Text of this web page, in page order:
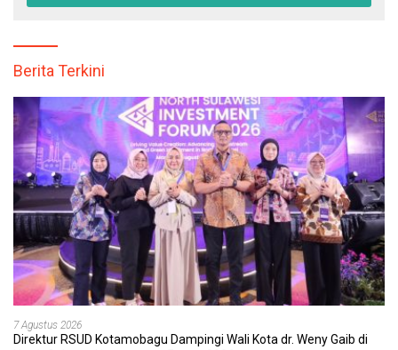
Berita Terkini
7 Agustus 2026
Direktur RSUD Kotamobagu Dampingi Wali Kota dr. Weny Gaib di